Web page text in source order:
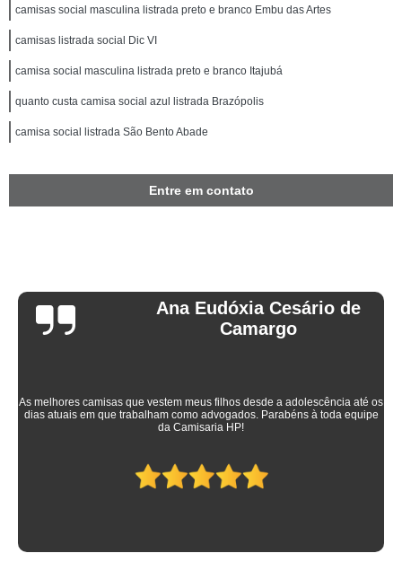
camisas social masculina listrada preto e branco Embu das Artes
camisas listrada social Dic VI
camisa social masculina listrada preto e branco Itajubá
quanto custa camisa social azul listrada Brazópolis
camisa social listrada São Bento Abade
Entre em contato
Ana Eudóxia Cesário de
Camargo
As melhores camisas que vestem meus filhos desde a adolescência até os
dias atuais em que trabalham como advogados. Parabéns à toda equipe
da Camisaria HP!